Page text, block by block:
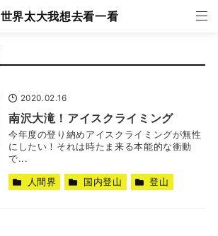
世界太大我想去看一看
2020.02.16
南沢大滝！アイスクライミング
今年度の登り納めアイスクライミングが無性
にしたい！それは時たま来る本能的な衝動
で...
人間界 国内登山 登山